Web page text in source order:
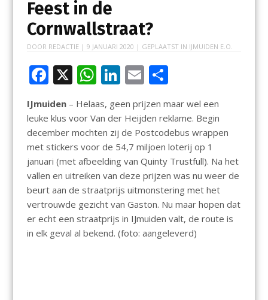
Feest in de
Cornwallstraat?
DOOR REDACTIE | 9 JANUARI 2020 | GEPLAATST IN IJMUIDEN E.O.
F
ac
e
b
o
o
k
X W
at
s
A
p
p
Li
k
e
dI
n
E
ai
l
D
e
n
IJmuiden– Helaas, geen prijzen maar wel een
leuke klus voor Van der Heijden reklame. Begin
december mochten zij de Postcodebus wrappen
met stickers voor de 54,7 miljoen loterij op 1
januari (met afbeelding van Quinty Trustfull). Na het
vallen en uitreiken van deze prijzen was nu weer de
beurt aan de straatprijs uitmonstering met het
vertrouwde gezicht van Gaston. Nu maar hopen dat
er echt een straatprijs in IJmuiden valt, de route is
in elk geval al bekend. (foto: aangeleverd)